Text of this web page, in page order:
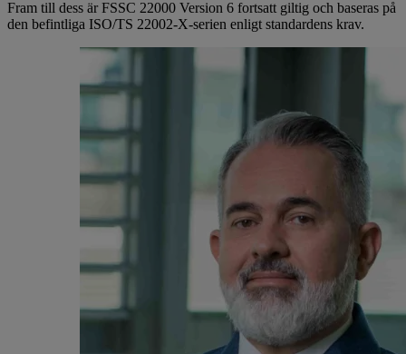
Fram till dess är FSSC 22000 Version 6 fortsatt giltig och baseras på
den befintliga ISO/TS 22002‑X-serien enligt standardens krav.